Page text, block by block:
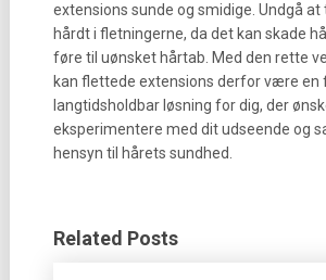
extensions sunde og smidige. Undgå
hårdt i fletningerne, da det kan skade
føre til uønsket hårtab. Med den rette
kan flettede extensions derfor være en
langtidsholdbar løsning for dig, der
eksperimentere med dit udseende og
hensyn til hårets sundhed.
Related Posts